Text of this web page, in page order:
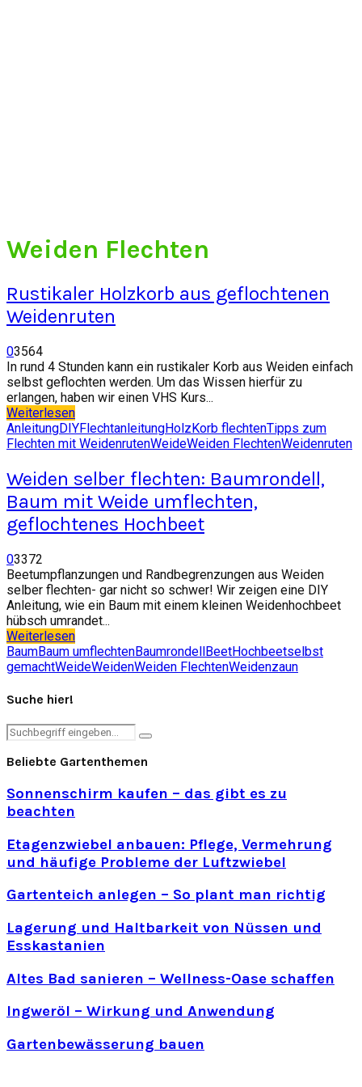
Weiden Flechten
Rustikaler Holzkorb aus geflochtenen
Weidenruten
03564
In rund 4 Stunden kann ein rustikaler Korb aus Weiden einfach
selbst geflochten werden. Um das Wissen hierfür zu
erlangen, haben wir einen VHS Kurs...
Weiterlesen
AnleitungDIYFlechtanleitungHolzKorb flechtenTipps zum
Flechten mit WeidenrutenWeideWeiden FlechtenWeidenruten
Weiden selber flechten: Baumrondell,
Baum mit Weide umflechten,
geflochtenes Hochbeet
03372
Beetumpflanzungen und Randbegrenzungen aus Weiden
selber flechten- gar nicht so schwer! Wir zeigen eine DIY
Anleitung, wie ein Baum mit einem kleinen Weidenhochbeet
hübsch umrandet...
Weiterlesen
BaumBaum umflechtenBaumrondellBeetHochbeetselbst
gemachtWeideWeidenWeiden FlechtenWeidenzaun
Suche hier!
Search
for:
Search
Beliebte Gartenthemen
Sonnenschirm kaufen – das gibt es zu
beachten
Etagenzwiebel anbauen: Pflege, Vermehrung
und häufige Probleme der Luftzwiebel
Gartenteich anlegen – So plant man richtig
Lagerung und Haltbarkeit von Nüssen und
Esskastanien
Altes Bad sanieren – Wellness-Oase schaffen
Ingweröl – Wirkung und Anwendung
Gartenbewässerung bauen